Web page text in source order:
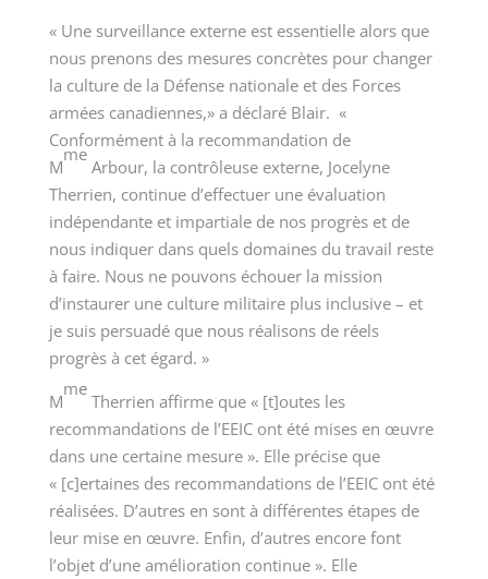
« Une surveillance externe est essentielle alors que
nous prenons des mesures concrètes pour changer
la culture de la Défense nationale et des Forces
armées canadiennes,» a déclaré Blair. «
Conformément à la recommandation de
M
me
Arbour, la contrôleuse externe, Jocelyne
Therrien, continue d’effectuer une évaluation
indépendante et impartiale de nos progrès et de
nous indiquer dans quels domaines du travail reste
à faire. Nous ne pouvons échouer la mission
d’instaurer une culture militaire plus inclusive – et
je suis persuadé que nous réalisons de réels
progrès à cet égard. »
M
me
Therrien affirme que « [t]outes les
recommandations de l’EEIC ont été mises en œuvre
dans une certaine mesure ». Elle précise que
« [c]ertaines des recommandations de l’EEIC ont été
réalisées. D’autres en sont à différentes étapes de
leur mise en œuvre. Enfin, d’autres encore font
l’objet d’une amélioration continue ». Elle